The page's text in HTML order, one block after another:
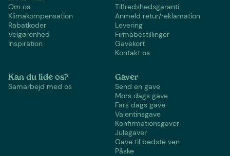
Om os
Klimakompensation
Rabatkoder
Velgørenhed
Inspiration
Tilfredshedsgaranti
Anmeld retur/reklamation
Levering
Firmabestillinger
Gavekort
Kontakt os
Kan du lide os?
Samarbejd med os
Gaver
Send en gave
Mors dags gave
Fars dags gave
Valentinsgave
Konfirmationsgaver
Julegaver
Gave til bedste ven
Påske